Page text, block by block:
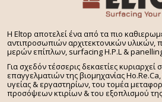
H Eltop αποτελεί ένα από τα πιο
αντιπροσωπιών αρχιτεκτονικών
μερών επίπλων, surfacing H.P.L &
Για σχεδόν τέσσερις δεκαετίες κυριαρχεί
επαγγελματιών της βιομηχανίας
υγείας & εργαστηρίων, του τομέα
προσόψεων κτιρίων & του εξοπλισμού